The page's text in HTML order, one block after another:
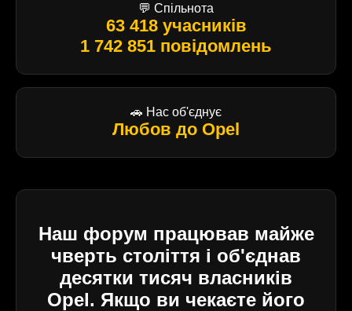
💬 Спільнота
63 418 учасників
1 742 851 повідомлень
🚗 Нас об'єднує
Любов до Opel
Наш форум працював майже
чверть століття і об'єднав
десятки тисяч власників
Opel. Якщо ви чекаєте його